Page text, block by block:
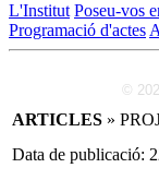
L'Institut Poseu-vos
Programació d'actes
©
ARTICLES »
Data de publicació: